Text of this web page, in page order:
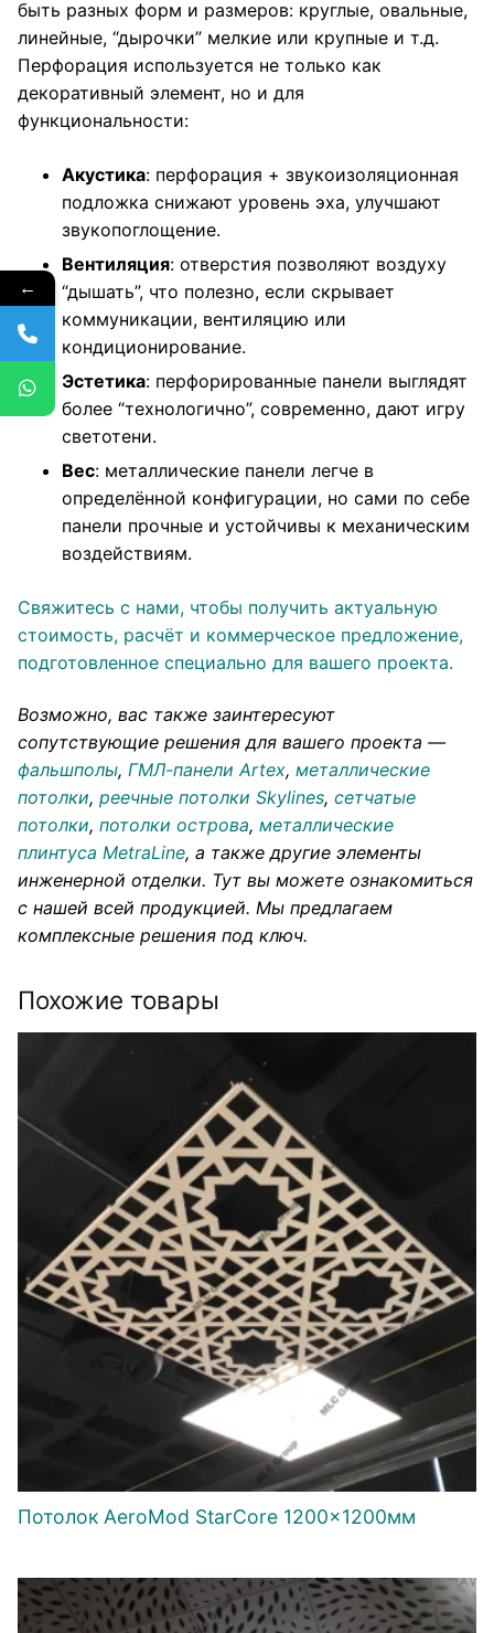
быть разных форм и размеров: круглые, овальные,
линейные, “дырочки” мелкие или крупные и т.д.
Перфорация используется не только как
декоративный элемент, но и для
функциональности:
Акустика: перфорация + звукоизоляционная
подложка снижают уровень эха, улучшают
звукопоглощение.
Вентиляция: отверстия позволяют воздуху
“дышать”, что полезно, если скрывает
коммуникации, вентиляцию или
кондиционирование.
Эстетика: перфорированные панели выглядят
более “технологично”, современно, дают игру
светотени.
Вес: металлические панели легче в
определённой конфигурации, но сами по себе
панели прочные и устойчивы к механическим
воздействиям.
Свяжитесь с нами, чтобы получить актуальную
стоимость, расчёт и коммерческое предложение,
подготовленное специально для вашего проекта.
Возможно, вас также заинтересуют
сопутствующие решения для вашего проекта —
фальшполы, ГМЛ-панели Artex, металлические
потолки, реечные потолки Skylines, сетчатые
потолки, потолки острова, металлические
плинтуса MetraLine, а также другие элементы
инженерной отделки. Тут вы можете ознакомиться
с нашей всей продукцией. Мы предлагаем
комплексные решения под ключ.
Похожие товары
Потолок AeroMod StarCore 1200×1200мм
←